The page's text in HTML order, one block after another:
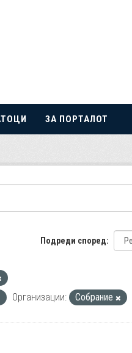
ЗА ПОРТАЛОТ
Подреди според
Организации: Собрание